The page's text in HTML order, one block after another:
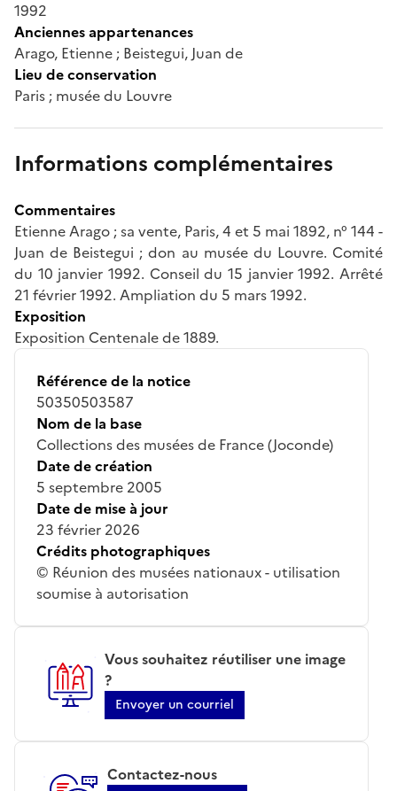
1992
Anciennes appartenances
Arago, Etienne ; Beistegui, Juan de
Lieu de conservation
Paris ; musée du Louvre
Informations complémentaires
Commentaires
Etienne Arago ; sa vente, Paris, 4 et 5 mai 1892, n° 144 -
Juan de Beistegui ; don au musée du Louvre. Comité
du 10 janvier 1992. Conseil du 15 janvier 1992. Arrêté
21 février 1992. Ampliation du 5 mars 1992.
Exposition
Exposition Centenale de 1889.
Référence de la notice
50350503587
Nom de la base
Collections des musées de France (Joconde)
Date de création
5 septembre 2005
Date de mise à jour
23 février 2026
Crédits photographiques
© Réunion des musées nationaux - utilisation
soumise à autorisation
Vous souhaitez réutiliser une image
?
Envoyer un courriel
Contactez-nous